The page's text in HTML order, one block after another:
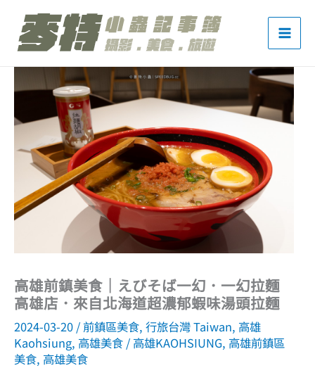
高雄前鎮美食｜えびそば一幻．一幻拉麵
高雄店．來自北海道超濃郁蝦味湯頭拉麵
2024-03-20 /前鎮區美食, 行旅台灣 Taiwan, 高雄
Kaohsiung, 高雄美食 / 高雄KAOHSIUNG, 高雄前鎮區
美食, 高雄美食